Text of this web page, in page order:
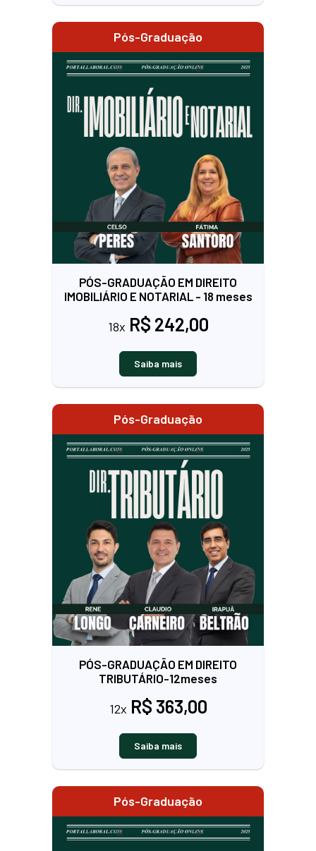
Pós-Graduação
PÓS-GRADUAÇÃO EM DIREITO
IMOBILIÁRIO E NOTARIAL - 18 meses
18x R$ 242,00
Saiba mais
Pós-Graduação
PÓS-GRADUAÇÃO EM DIREITO
TRIBUTÁRIO-12meses
12x R$ 363,00
Saiba mais
Pós-Graduação